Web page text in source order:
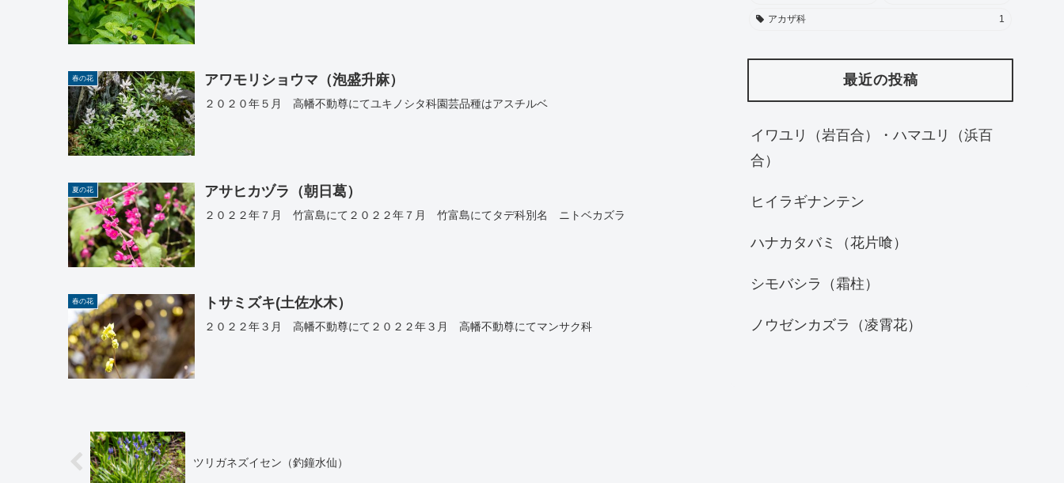
春の花 アワモリショウマ（泡盛升麻）
２０２０年５月 高幡不動尊にてユキノシタ科園芸品種はアスチルベ
夏の花 アサヒカヅラ（朝日葛）
２０２２年７月 竹富島にて２０２２年７月 竹富島にてタデ科別名 ニトベカズラ
春の花 トサミズキ(土佐水木）
２０２２年３月 高幡不動尊にて２０２２年３月 高幡不動尊にてマンサク科
ツリガネズイセン（釣鐘水仙）
アカザ科 1
最近の投稿
イワユリ（岩百合）・ハマユリ（浜百
合）
ヒイラギナンテン
ハナカタバミ（花片喰）
シモバシラ（霜柱）
ノウゼンカズラ（凌霄花）